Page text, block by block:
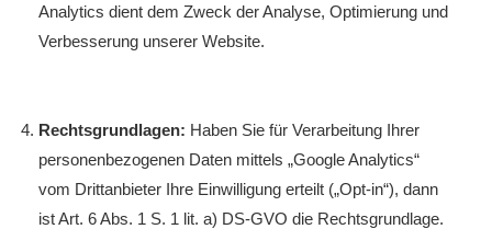
Analytics dient dem Zweck der Analyse, Optimierung und
Verbesserung unserer Website.
Rechtsgrundlagen: Haben Sie für Verarbeitung Ihrer
personenbezogenen Daten mittels „Google Analytics“
vom Drittanbieter Ihre Einwilligung erteilt („Opt-in“), dann
ist Art. 6 Abs. 1 S. 1 lit. a) DS-GVO die Rechtsgrundlage.